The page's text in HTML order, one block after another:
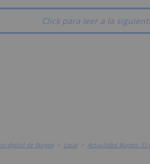
Click para leer a la
digital de Burgos > Local > Actualidad Burgos: El